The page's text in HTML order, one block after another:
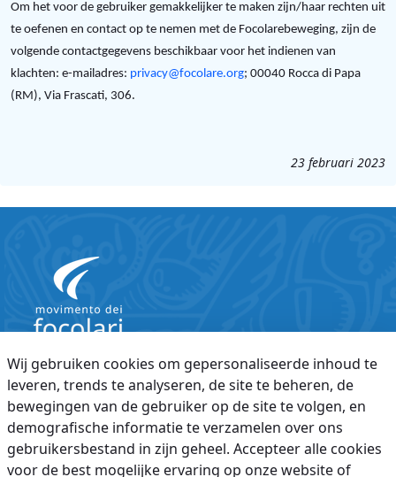
Om het voor de gebruiker gemakkelijker te maken zijn/haar rechten uit
te oefenen en contact op te nemen met de Focolarebeweging, zijn de
volgende contactgegevens beschikbaar voor het indienen van
klachten: e-mailadres: privacy@focolare.org; 00040 Rocca di Papa
(RM), Via Frascati, 306.
23 februari 2023
Wachtwoord vergeten Gebruiksvoorwaarden
Privacybeleid Juridische aantekeningen
© 2026 Movimento dei Focolari
Wij gebruiken cookies om gepersonaliseerde inhoud te
leveren, trends te analyseren, de site te beheren, de
bewegingen van de gebruiker op de site te volgen, en
demografische informatie te verzamelen over ons
gebruikersbestand in zijn geheel. Accepteer alle cookies
voor de best mogelijke ervaring op onze website of